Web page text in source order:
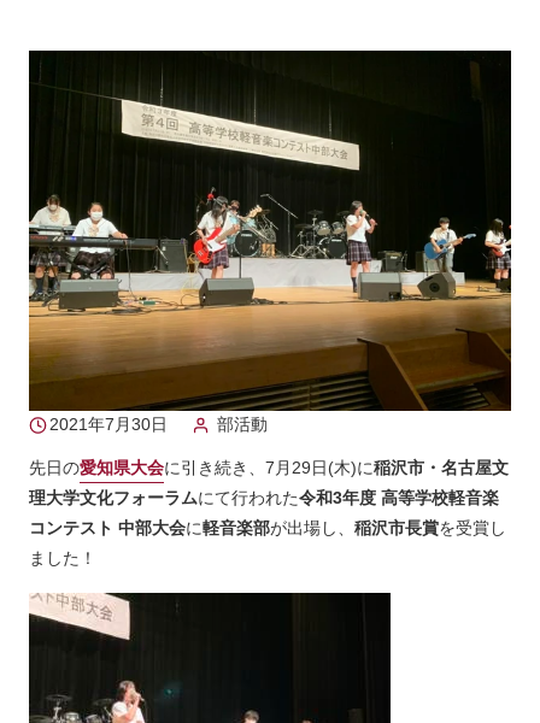
2021年7月30日 部活動
先日の愛知県大会に引き続き、7月29日(木)に稲沢市・名古屋文
理大学文化フォーラムにて行われた令和3年度 高等学校軽音楽
コンテスト 中部大会に軽音楽部が出場し、 稲沢市長賞を受賞し
ました！